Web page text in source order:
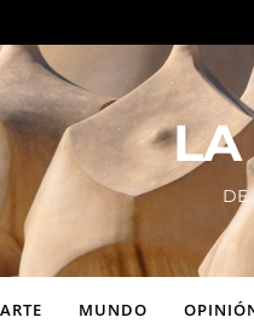
LA
DE
ARTE MUNDO